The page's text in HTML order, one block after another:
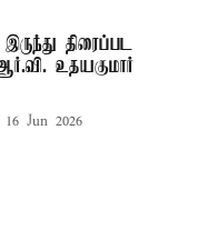
திரைப்பட
உதயகுமார்
16 Jun 2026